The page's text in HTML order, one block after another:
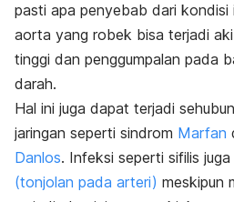
pasti apa penyebab dari kondisi
aorta yang robek bisa terjadi
tinggi dan penggumpalan pada
darah.
Hal ini juga dapat terjadi
jaringan seperti sindrom Marfan
Danlos. Infeksi seperti sifilis juga
(tonjolan pada arteri) meskipun